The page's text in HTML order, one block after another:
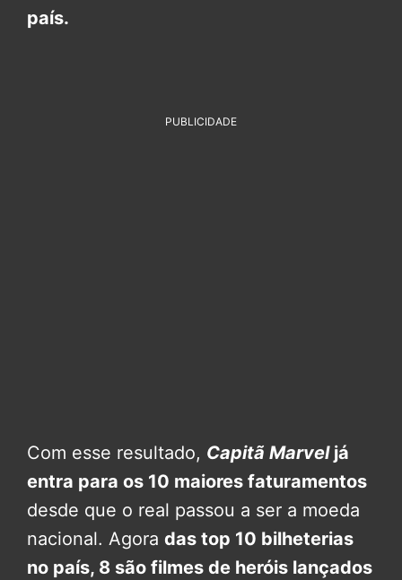
país.
PUBLICIDADE
Com esse resultado, Capitã Marveljá
entra para os 10 maiores faturamentos
desde que o real passou a ser a moeda
nacional. Agora das top 10 bilheterias
no país, 8 são filmes de heróis lançados